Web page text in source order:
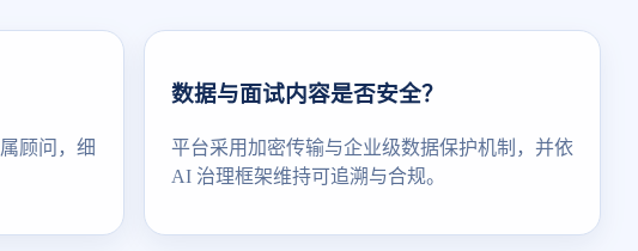
顾问，细
数据与面试内容是否安全？
平台采用加密传输与企业级数据保护机制，并依
AI 治理框架维持可追溯与合规。